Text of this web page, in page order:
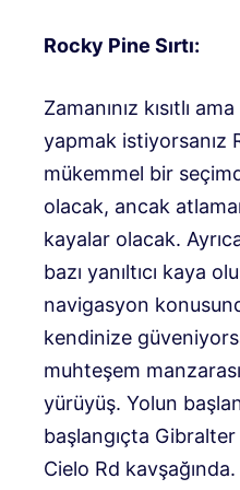
Rocky Pine Sırtı:
Zamanınız kısıtlı
yapmak istiyorsanız
mükemmel bir
olacak, ancak
kayalar olacak.
bazı yanıltıcı kaya
navigasyon
kendinize
muhteşem
yürüyüş. Yolun
başlangıçta Gibralter
Cielo Rd kavşağında.